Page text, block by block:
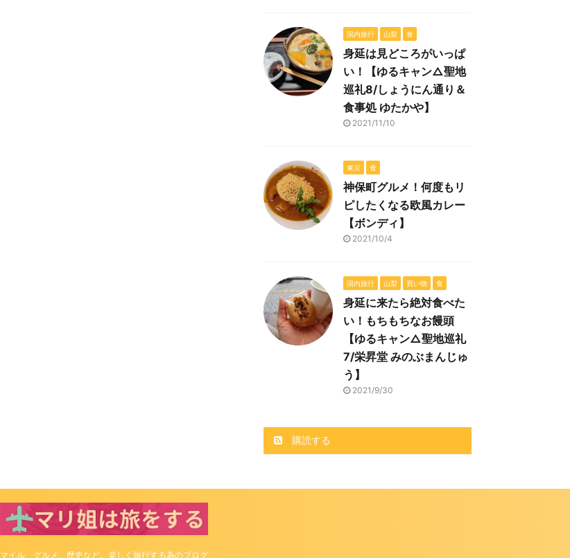
国内旅行 山梨 食
身延は見どころがいっぱ
い！【ゆるキャン△聖地
巡礼8/しょうにん通り＆
食事処 ゆたかや】
2021/11/10
東京 食
神保町グルメ！何度もリ
ピしたくなる欧風カレー
【ボンディ】
2021/10/4
国内旅行 山梨 買い物 食
身延に来たら絶対食べた
い！もちもちなお饅頭
【ゆるキャン△聖地巡礼
7/栄昇堂 みのぶまんじゅ
う】
2021/9/30
購読する
マイル、グルメ、歴史など。楽しく旅行する為のブログ